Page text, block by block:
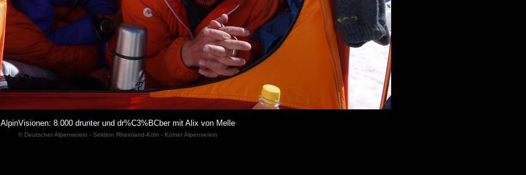
AlpinVisionen: 8.000 drunter und dr%C3%BCber mit Alix von Melle
© Deutscher Alpenverein - Sektion Rheinland-Köln - Kölner Alpenverein